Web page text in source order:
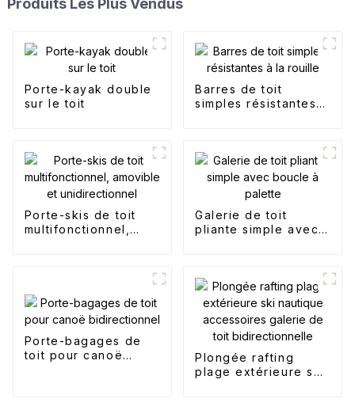
Produits Les Plus Vendus
Porte-kayak double
sur le toit
Barres de toit
simples résistantes à
Porte-skis de toit
multifonctionnel,
Galerie de toit
pliante simple avec
Porte-bagages de
toit pour canoë
Plongée rafting
plage extérieure ski